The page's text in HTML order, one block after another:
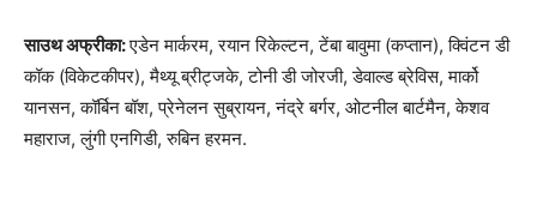
साउथ अफ्रीका:एडेन मार्करम, रयान रिकेल्टन, टेंबा बावुमा (कप्तान), क्विंटन डी
कॉक (विकेटकीपर), मैथ्यू ब्रीट्जके, टोनी डी जोरजी, डेवाल्ड ब्रेविस, मार्को
यानसन, कॉर्बिन बॉश, प्रेनेलन सुब्रायन, नंद्रे बर्गर, ओटनील बार्टमैन, केशव
महाराज, लुंगी एनगिडी, रुबिन हरमन.